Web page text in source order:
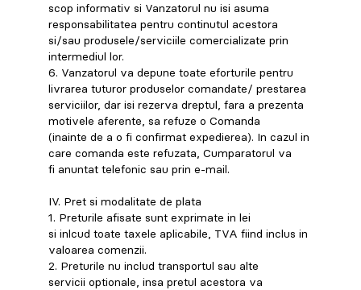
scop informativ si Vanzatorul nu isi asuma
responsabilitatea pentru continutul acestora
si/sau produsele/serviciile comercializate prin
intermediul lor.
6. Vanzatorul va depune toate eforturile pentru
livrarea tuturor produselor comandate/ prestarea
serviciilor, dar isi rezerva dreptul, fara a prezenta
motivele aferente, sa refuze o Comanda
(inainte de a o fi confirmat expedierea). In cazul in
care comanda este refuzata, Cumparatorul va
fi anuntat telefonic sau prin e-mail.
IV. Pret si modalitate de plata
1. Preturile afisate sunt exprimate in lei
si inlcud toate taxele aplicabile, TVA fiind inclus in
valoarea comenzii.
2. Preturile nu includ transportul sau alte
servicii optionale, insa pretul acestora va